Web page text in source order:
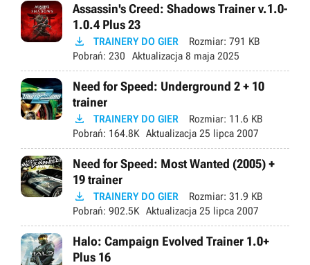
Assassin's Creed: Shadows Trainer v.1.0-
1.0.4 Plus 23
 TRAINERY DO GIER Rozmiar: 791 KB
Pobrań: 230 Aktualizacja 8 maja 2025
Need for Speed: Underground 2 + 10
trainer
 TRAINERY DO GIER Rozmiar: 11.6 KB
Pobrań: 164.8K Aktualizacja 25 lipca 2007
Need for Speed: Most Wanted (2005) +
19 trainer
 TRAINERY DO GIER Rozmiar: 31.9 KB
Pobrań: 902.5K Aktualizacja 25 lipca 2007
Halo: Campaign Evolved Trainer 1.0+
Plus 16